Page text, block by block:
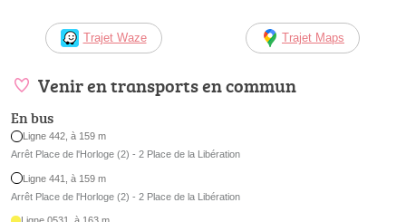
Trajet Waze Trajet Maps
Venir en transports en commun
En bus
Ligne 442, à 159 m
Arrêt Place de l'Horloge (2) - 2 Place de la Libération
Ligne 441, à 159 m
Arrêt Place de l'Horloge (2) - 2 Place de la Libération